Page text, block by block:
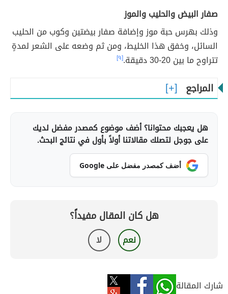
صفار البيض والحليب والموز
وذلك بهرس حبة موز وإضافة صفار بيضتين وكوب من الحليب
السائل، وخفق هذا الخليط، ومن ثم وضعه على الشعر لمدةٍ
تتراوح ما بين 20-30 دقيقة.
[٩]
المراجع
هل يعجبك محتوانا؟ أضف موضوع كمصدر مفضل لديك
على جوجل لتصلك مقالاتنا أولاً بأول في نتائج البحث.
أضف كمصدر مفضل على Google
هل كان المقال مفيداً؟
نعم لا
شارك المقالة